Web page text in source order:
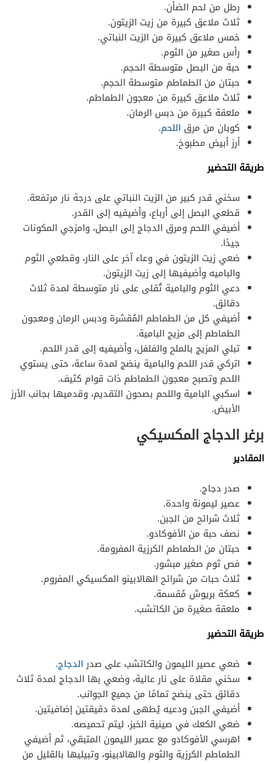
رطل من لحم الضأن.
ثلاث ملاعق كبيرة من زيت الزيتون.
خمس ملاعق كبيرة من الزيت النباتي.
رأس صغير من الثوم.
حبة من البصل متوسطة الحجم.
حبتان من الطماطم متوسطة الحجم.
ثلاث ملاعق كبيرة من معجون الطماطم.
ملعقة كبيرة من دبس الرمان.
كوبان من مرق اللحم.
أرز أبيض مطبوخ.
طريقة التحضير
سخني قدر كبير من الزيت النباتي على درجة نار مرتفعة.
قطعي البصل إلى أرباع، وأضيفيه إلى القدر.
أضيفي اللحم ومرق الدجاج إلى البصل، وامزجي المكونات
جيدًا.
ضعي زيت الزيتون في وعاء آخر على النار، وقطعي الثوم
والباميه وأضيفيها إلى زيت الزيتون.
دعي الثوم والبامية تُقلى على نار متوسطة لمدة ثلاث
دقائق.
أضيفي كل من الطماطم المُقشرة ودبس الرمان ومعجون
الطماطم إلى مزيج البامية.
تبلي المزيج بالملح والفلفل، وأضيفيه إلى قدر اللحم.
اتركي قدر اللحم والبامية ينضج لمدة ساعة، حتى يستوي
اللحم وتصبح معجون الطماطم ذات قوام كثيف.
اسكبي البامية واللحم بصحون التقديم، وقدميها بجانب الأرز
الأبيض.
برغر الدجاج المكسيكي
المقادير
صدر دجاج.
عصير ليمونة واحدة.
ثلاث شرائح من الجبن.
نصف حبة من الأفوكادو.
حبتان من الطماطم الكرزية المفرومة.
فص ثوم صغير مبشور.
ثلاث حبات من شرائح الهالابينو المكسيكي المفروم.
كعكة بريوش مُقسمة.
ملعقة صغيرة من الكاتشب.
طريقة التحضير
ضعي عصير الليمون والكاتشب على صدرالدجاج.
سخني مقلاة على نار عالية، وضعي بها الدجاج لمدة ثلاث
دقائق حتى ينضج تمامًا من جميع الجوانب.
أضيفي الجبن ودعيه يُطهى لمدة دقيقتين إضافيتين.
ضعي الكعك في صينية الخبز، ليتم تحميصه.
اهرسي الأفوكادو مع عصير الليمون المتبقي، ثم أضيفي
الطماطم الكرزية والثوم والهالابينو، وتبيليها بالقليل من